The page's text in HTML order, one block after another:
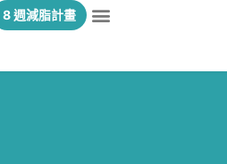
8 週減脂計畫